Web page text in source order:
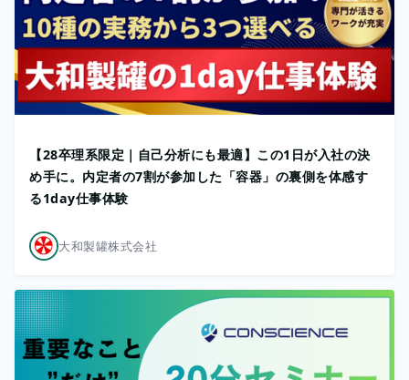
【28卒理系限定｜自己分析にも最適】この1日が入社の決
め手に。内定者の7割が参加した「容器」の裏側を体感す
る1day仕事体験
大和製罐株式会社